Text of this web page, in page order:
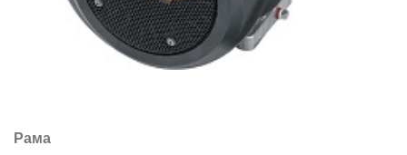
Рама